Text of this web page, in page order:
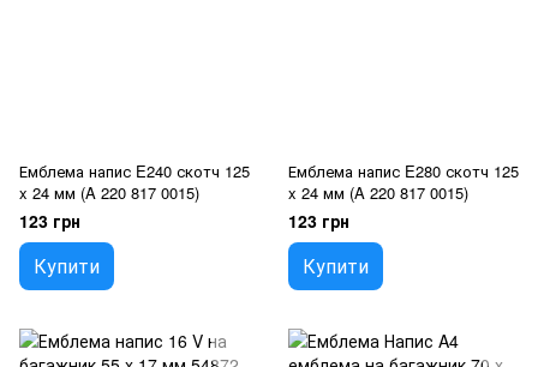
Емблема напис E240 скотч 125
x 24 мм (A 220 817 0015)
123 грн
Купити
Емблема напис E280 скотч 125
x 24 мм (A 220 817 0015)
123 грн
Купити